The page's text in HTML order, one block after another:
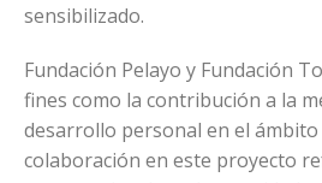
sensibilizado.
Fundación Pelayo y Fundación
fines como la contribución a la
desarrollo personal en el ámbito
colaboración en este proyecto